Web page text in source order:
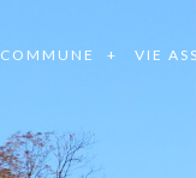
COMMUNE VIE